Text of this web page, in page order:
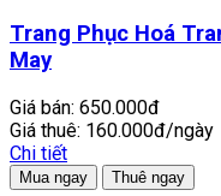
Trang Phục Hoá
May
Giá bán: 650.000đ
Giá thuê: 160.000đ/ngày
Chi tiết
Mua ngay Thuê ngay